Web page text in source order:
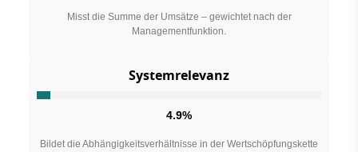
Misst die Summe der Umsätze – gewichtet nach der
Managementfunktion.
Systemrelevanz
4.9%
Bildet die Abhängigkeitsverhältnisse in der Wertschöpfungskette